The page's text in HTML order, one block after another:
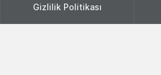
Gizlilik Politikası